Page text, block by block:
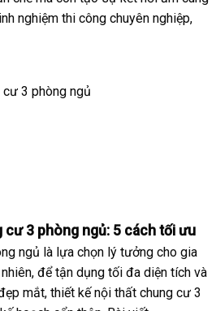
nghiệm thi công chuyên nghiệp,
cư 3 phòng ngủ: 5 cách tối ưu
ngủ là lựa chọn lý tưởng cho gia
để tận dụng tối đa diện tích và
mắt, thiết kế nội thất chung cư 3